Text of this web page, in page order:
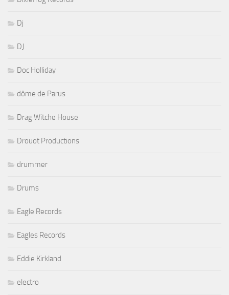
Dj
DJ
Doc Holliday
dôme de Parus
Drag Witche House
Drouot Productions
drummer
Drums
Eagle Records
Eagles Records
Eddie Kirkland
electro